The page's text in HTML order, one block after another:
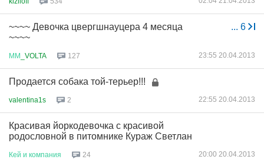
... 6
~~~~ Девочка цвергшнауцера 4 месяца
~~~~
ММ _VOLTA 127 23:55 20.04.2013
Продается собака той-терьер!!!
valentina1s 2 22:55 20.04.2013
Красивая йоркодевочка с красивой
родословной в питомнике Кураж Светлан
Кей и компания 24 20:00 20.04.2013